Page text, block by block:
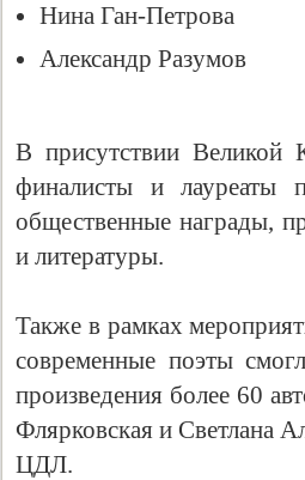
Нина Ган-Петрова
Александр Разумов
В присутствии
финалисты и лауреаты
общественные награды,
и литературы.
Также в рамках
современные поэты
произведения более 60
Флярковская и Светлана
ЦДЛ.